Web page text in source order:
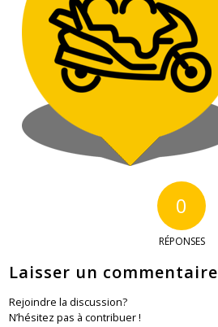
0
RÉPONSES
Laisser un commentaire
Rejoindre la discussion?
N’hésitez pas à contribuer !